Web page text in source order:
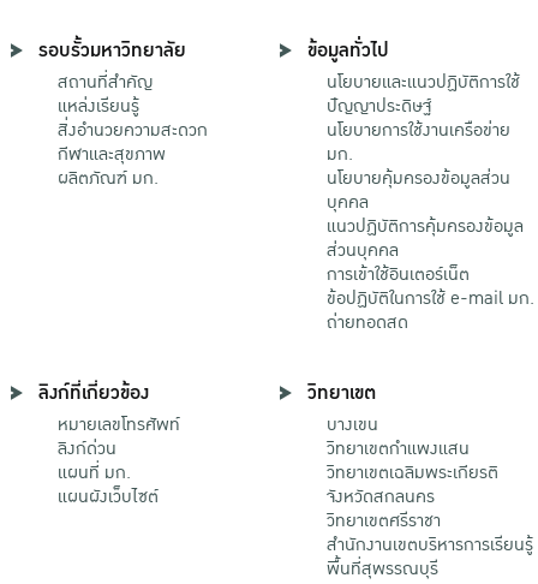
รอบรั้วมหาวิทยาลัย
สถานที่สำคัญ
แหล่งเรียนรู้
สิ่งอำนวยความสะดวก
กีฬาและสุขภาพ
ผลิตภัณฑ์ มก.
ข้อมูลทั่วไป
นโยบายและแนวปฏิบัติการใช้
ปัญญาประดิษฐ์
นโยบายการใช้งานเครือข่าย
มก.
นโยบายคุ้มครองข้อมูลส่วน
บุคคล
แนวปฏิบัติการคุ้มครองข้อมูล
ส่วนบุคคล
การเข้าใช้อินเตอร์เน็ต
ข้อปฏิบัติในการใช้ e-mail มก.
ถ่ายทอดสด
ลิงก์ที่เกี่ยวข้อง
หมายเลขโทรศัพท์
ลิงก์ด่วน
แผนที่ มก.
แผนผังเว็บไซต์
วิทยาเขต
บางเขน
วิทยาเขตกําแพงแสน
วิทยาเขตเฉลิมพระเกียรติ
จังหวัดสกลนคร
วิทยาเขตศรีราชา
สำนักงานเขตบริหารการเรียนรู้
พื้นที่สุพรรณบุรี